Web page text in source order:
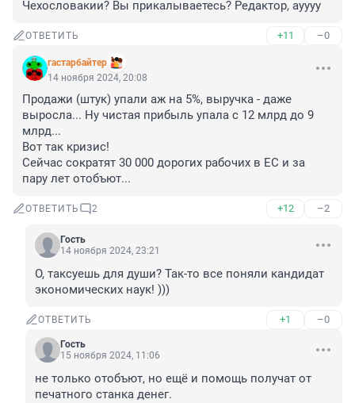
Чехословакии? Вы прикалываетесь? Редактор, ауууу
ОТВЕТИТЬ +11 –0
гастарбайтер
14 ноября 2024, 20:08
Продажи (штук) упали аж на 5%, выручка - даже
выросла... Ну чистая прибыль упала с 12 млрд до 9
млрд...
Вот так кризис!
Сейчас сократят 30 000 дорогих рабочих в ЕС и за
пару лет отобъют...
ОТВЕТИТЬ 2 +12 –2
Гость
14 ноября 2024, 23:21
О, таксуешь для души? Так-то все поняли кандидат
экономических наук! )))
ОТВЕТИТЬ +1 –0
Гость
15 ноября 2024, 11:06
не только отобъют, но ещё и помощь получат от
печатного станка денег.